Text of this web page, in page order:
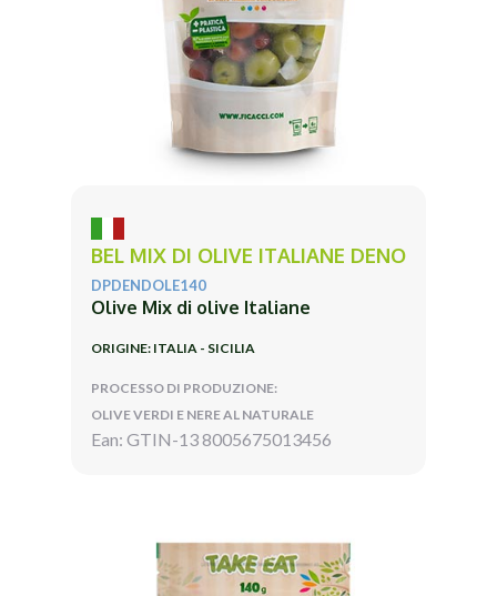
BEL MIX DI OLIVE ITALIANE DENO
DPDENDOLE140
Olive Mix di olive Italiane
ORIGINE: ITALIA - SICILIA
PROCESSO DI PRODUZIONE:
OLIVE VERDI E NERE AL NATURALE
Ean: GTIN-13 8005675013456